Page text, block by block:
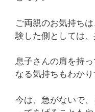
ご両親のお気持ち
験した側としては、
息子さんの肩を持
なる気持ちもわか
今は、急がないで